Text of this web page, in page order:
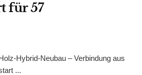
für 57
Hybrid-Neubau – Verbindung aus
...